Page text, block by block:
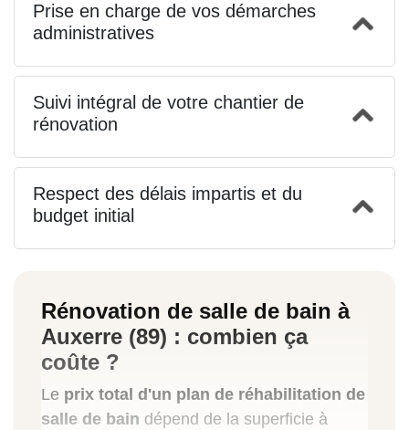
Prise en charge de vos démarches
administratives
Suivi intégral de votre chantier de
rénovation
Respect des délais impartis et du
budget initial
Rénovation de salle de bain à
Auxerre (89) : combien ça
coûte ?
Le prix total d'un plan de réhabilitation de
salle de bain dépend de la superficie à